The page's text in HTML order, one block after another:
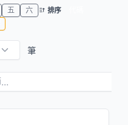
五 六 排序
筆